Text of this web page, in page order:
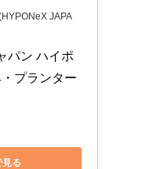
JAPA
パン ハイポ
プランター
る